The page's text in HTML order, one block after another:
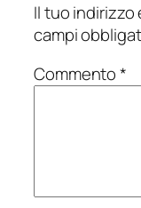
Il tuo indirizzo
campi
Commento*